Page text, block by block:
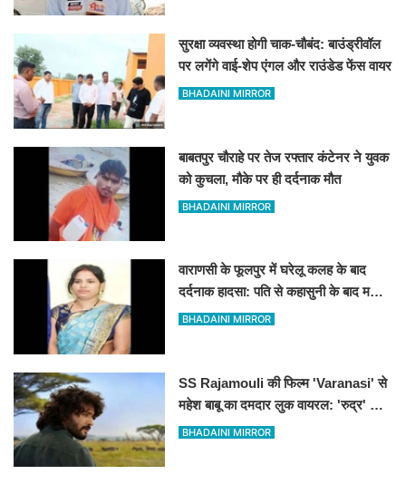
सुरक्षा व्यवस्था होगी चाक-चौबंद: बाउंड्रीवॉल
पर लगेंगे वाई-शेप एंगल और राउंडेड फेंस वायर
BHADAINI MIRROR
बाबतपुर चौराहे पर तेज रफ्तार कंटेनर ने युवक
को कुचला, मौके पर ही दर्दनाक मौत
BHADAINI MIRROR
वाराणसी के फूलपुर में घरेलू कलह के बाद
दर्दनाक हादसा: पति से कहासुनी के बाद महिला
ने लगाई फांसी
BHADAINI MIRROR
SS Rajamouli की फिल्म 'Varanasi' से
महेश बाबू का दमदार लुक वायरल: 'रुद्र' के
किरदार में अफ्रीका के जंगलों में दिखे साउथ
BHADAINI MIRROR